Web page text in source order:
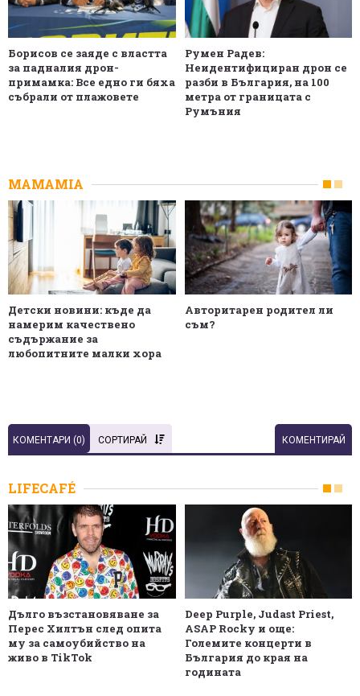
Борисов се заяде с властта
за падналия дрон-
примамка: Все едно ги бяха
събрали от плажовете
Румен Радев:
Неидентифициран дрон се
разби в България, на 100
метра от границата с
Румъния
MAMAMIA
Детски новини: къде да
намерим качествено
съдържание за
любопитните малки хора
Авторитарен родител ли
съм?
КОМЕНТАРИ (0) СОРТИРАЙ КОМЕНТИРАЙ
LIFECAFÉ
Дълго възстановяване за
Перес Хилтън след опита
му за самоубийство на
живо в TikTok
Deep Purple, Judast Priest,
ASAP Rocky и още:
Големите концерти в
България до края на
годината